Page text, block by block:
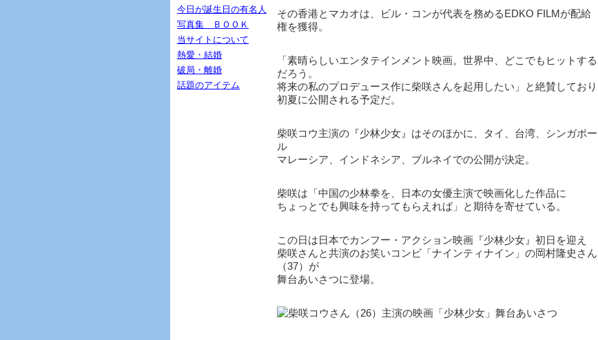
その香港とマカオは、ビル・コンが代表を務めるEDKO FILMが配給
権を獲得。
「素晴らしいエンタテインメント映画。世界中、どこでもヒットする
だろう。
将来の私のプロデュース作に柴咲さんを起用したい」と絶賛しており
初夏に公開される予定だ。
柴咲コウ主演の『少林少女』はそのほかに、タイ、台湾、シンガポー
ル
マレーシア、インドネシア、ブルネイでの公開が決定。
柴咲は「中国の少林拳を、日本の女優主演で映画化した作品に
ちょっとでも興味を持ってもらえれば」と期待を寄せている。
この日は日本でカンフー・アクション映画『少林少女』初日を迎え
柴咲さんと共演のお笑いコンビ「ナインティナイン」の岡村隆史さん
（37）が
舞台あいさつに登場。
今日が誕生日の有名人
写真集 ＢＯＯＫ
当サイトについて
熱愛・結婚
破局・離婚
話題のアイテム